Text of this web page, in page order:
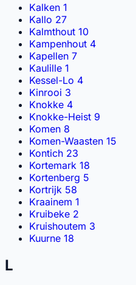
Kalken 1
Kallo 27
Kalmthout 10
Kampenhout 4
Kapellen 7
Kaulille 1
Kessel-Lo 4
Kinrooi 3
Knokke 4
Knokke-Heist 9
Komen 8
Komen-Waasten 15
Kontich 23
Kortemark 18
Kortenberg 5
Kortrijk 58
Kraainem 1
Kruibeke 2
Kruishoutem 3
Kuurne 18
L